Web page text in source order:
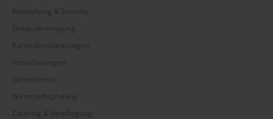
Bewachung & Security
Gebäudereinigung
Kurierdienstleistungen
Versicherungen
Winterdienst
Wirtschaftsprüfung
Catering & Verpflegung